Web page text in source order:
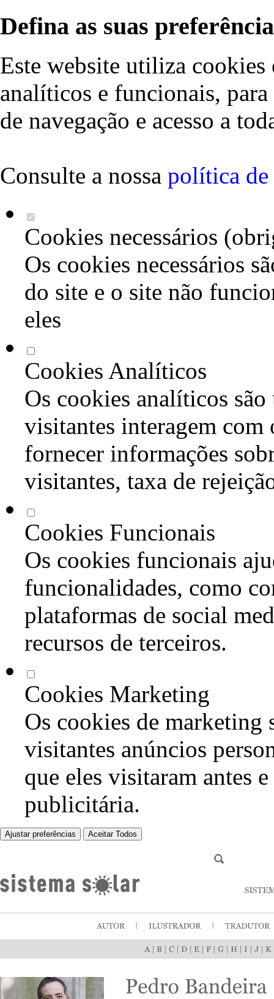
Defina as suas
Este website utiliza cookies
analíticos e funcionais,
de navegação e acesso a
Consulte a nossa política de
Cookies necessários
Os cookies necessários
do site e o site não
eles
Cookies Analíticos
Os cookies analíticos são
visitantes interagem com
fornecer informações
visitantes, taxa de
Cookies Funcionais
Os cookies funcionais
funcionalidades, como
plataformas de social
recursos de terceiros.
Cookies Marketing
Os cookies de marketing
visitantes anúncios
que eles visitaram antes
publicitária.
Ajustar preferências Aceitar Todos